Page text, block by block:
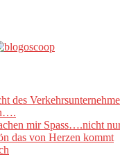
des
mir Spass….nicht
das von Herzen kommt